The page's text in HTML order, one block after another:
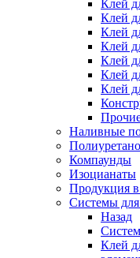
Клей
Клей
Клей
Клей
Клей
Клей
Клей
Наливные
Компаунды
Изоцианаты
Продукция
Системы для
Назад
Клей